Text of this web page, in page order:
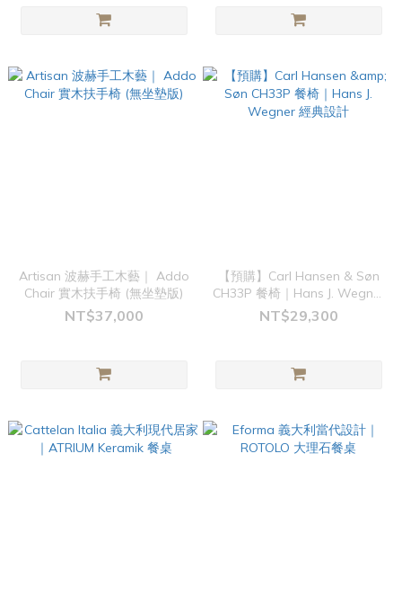
Artisan 波赫手工木藝｜ Addo
Chair 實木扶手椅 (無坐墊版)
NT$37,000
【預購】Carl Hansen & Søn
CH33P 餐椅｜Hans J. Wegner
經典設計
NT$29,300